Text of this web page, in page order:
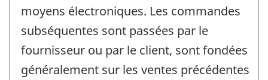
moyens électroniques. Les commandes
subséquentes sont passées par le
fournisseur ou par le client, sont fondées
généralement sur les ventes précédentes